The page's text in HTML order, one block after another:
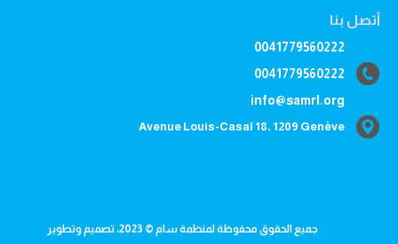
أتصل بنا
0041779560222
0041779560222
info@samrl.org
Avenue Louis-Casaï 18, 1209 Genève
جميع الحقوق محفوظة لمنظمة سام © 2023، تصميم وتطوير